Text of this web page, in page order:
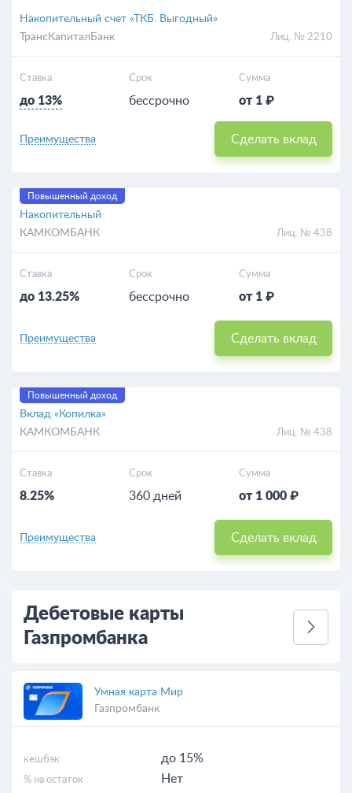
Накопительный счет «ТКБ. Выгодный»
ТрансКапиталБанк
Лиц. № 2210
Ставка
до 13%
Срок
бессрочно
Сумма
от 1 ₽
Преимущества Сделать вклад
Повышенный доход
Накопительный
КАМКОМБАНК
Лиц. № 438
Ставка
до 13.25%
Срок
бессрочно
Сумма
от 1 ₽
Преимущества Сделать вклад
Повышенный доход
Вклад «Копилка»
КАМКОМБАНК
Лиц. № 438
Ставка
8.25%
Срок
360 дней
Сумма
от 1 000 ₽
Преимущества Сделать вклад
Дебетовые карты
Газпромбанка
Умная карта Мир
Газпромбанк
кешбэк до 15%
% на остаток Нет